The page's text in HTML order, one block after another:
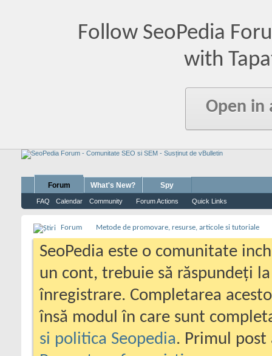
Follow SeoPedia
with
Open in
Forum
FAQ Calendar Community Forum Actions Quick Links
What's New? Spy
Forum Metode de promovare, resurse, articole si tutoriale
SeoPedia este o comunitate
un cont, trebuie să răspundeți
înregistrare. Completarea
însă modul în care sunt
si politica Seopedia. Primul